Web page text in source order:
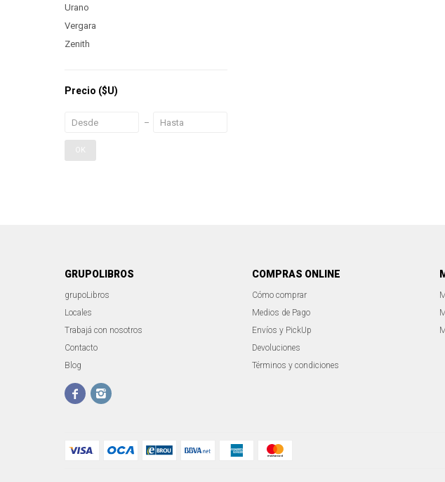
Urano
Vergara
Zenith
Precio ($U)
OK
GRUPOLIBROS
grupoLibros
Locales
Trabajá con nosotros
Contacto
Blog
 
COMPRAS ONLINE
Cómo comprar
Medios de Pago
Envíos y PickUp
Devoluciones
Términos y condiciones